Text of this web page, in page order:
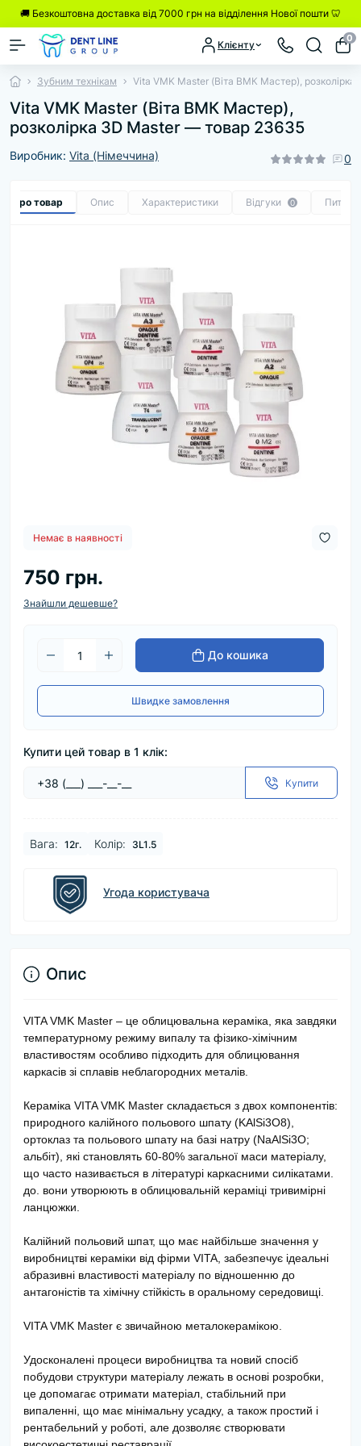
🚚 Безкоштовна доставка від 7000 грн на відділення Нової пошти 🦷
Клієнту
0
Зубним технікам Vita VMK Master (Віта ВМК Мастер), розколірка
Vita VMK Master (Віта ВМК Мастер),
розколірка 3D Master — товар 23635
Виробник: Vita (Німеччина) 0
про товар Опис Характеристики Відгуки 0
Немає в наявності
750 грн.
Знайшли дешевше?
До кошика
Швидке замовлення
Купити цей товар в 1 клік:
Купити
Baга: 12г. Колір: 3L1.5
Угода користувача
Опис
VITA VMK Master – це облицювальна кераміка, яка завдяки
температурному режиму випалу та фізико-хімічним
властивостям особливо підходить для облицювання
каркасів зі сплавів неблагородних металів.
Кераміка VITA VMK Master складається з двох компонентів:
природного калійного польового шпату (KAlSi3O8),
ортоклаз та польового шпату на базі натру (NaAlSi3O;
альбіт), які становлять 60-80% загальної маси матеріалу,
що часто називається в літературі каркасними силікатами.
до. вони утворюють в облицювальній кераміці тривимірні
ланцюжки.
Калійний польовий шпат, що має найбільше значення у
виробництві кераміки від фірми VITA, забезпечує ідеальні
абразивні властивості матеріалу по відношенню до
антагоністів та хімічну стійкість в оральному середовищі.
VITA VMK Master є звичайною металокерамікою.
Удосконалені процеси виробництва та новий спосіб
побудови структури матеріалу лежать в основі розробки,
це допомагає отримати матеріал, стабільний при
випаленні, що має мінімальну усадку, а також простий і
рентабельний у роботі, але дозволяє створювати